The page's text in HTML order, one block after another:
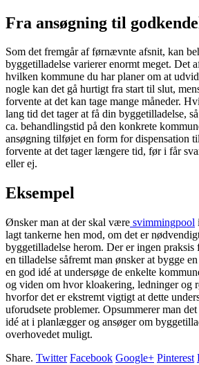
Fra ansøgning til
Som det fremgår af førnævnte afsnit, kan
byggetilladelse varierer enormt meget. Det
hvilken kommune du har planer om at
nogle kan det gå hurtigt fra start til slut,
forvente at det kan tage mange måneder.
lang tid det tager at få din byggetilladelse,
ca. behandlingstid på den konkrete
ansøgning tilføjet en form for dispensation
forvente at det tager længere tid, før i får
eller ej.
Eksempel
Ønsker man at der skal være svimmingpool
lagt tankerne hen mod, om det er
byggetilladelse herom. Der er ingen praksis
en tilladelse såfremt man ønsker at bygge
en god idé at undersøge de enkelte
og viden om hvor kloakering, ledninger og
hvorfor det er ekstremt vigtigt at dette
uforudsete problemer. Opsummerer man
idé at i planlægger og ansøger om
overhovedet muligt.
Share. Twitter Facebook Google+ Pinterest